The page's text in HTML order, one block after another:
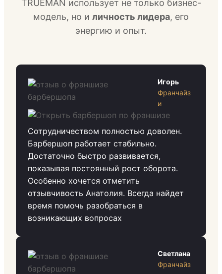
TRUEMAN использует не только бизнес-
модель, но и личность лидера, его
энергию и опыт.
Игорь
Франчайз
и
Сотрудничеством полностью доволен.
Барбершоп работает стабильно.
Достаточно быстро развивается,
показывая постоянный рост оборота.
Особенно хочется отметить
отзывчивость Анатолия. Всегда найдет
время помочь разобраться в
возникающих вопросах
Светлана
Франчайз